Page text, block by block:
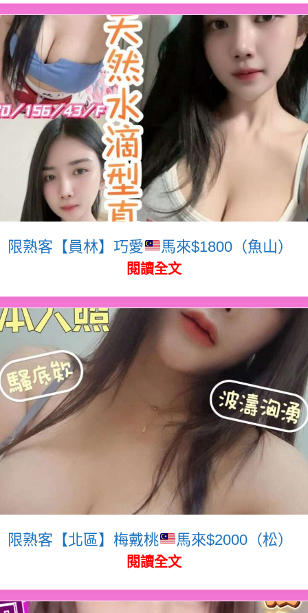
限熟客【員林】巧愛 馬來$1800（魚山）
閱讀全文
限熟客【北區】梅戴桃 馬來$2000（松）
閱讀全文